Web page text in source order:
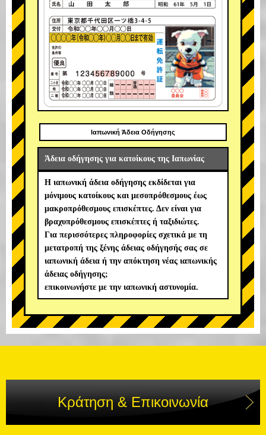
Ιαπωνική Άδεια Οδήγησης
Άδεια οδήγησης για κατοίκους της Ιαπωνίας
Η ιαπωνική άδεια οδήγησης εκδίδεται για
μόνιμους κατοίκους και μεσοπρόθεσμους έως
μακροπρόθεσμους επισκέπτες. Δεν είναι για
βραχυπρόθεσμους επισκέπτες ή ταξιδιώτες.
Για περισσότερες πληροφορίες σχετικά με τη
μετατροπή της ξένης άδειας οδήγησής σας σε
ιαπωνική άδεια ή την απόκτηση νέας ιαπωνικής
άδειας οδήγησης;
επικοινωνήστε με την ιαπωνική αστυνομία.
Κράτηση & Επικοινωνία